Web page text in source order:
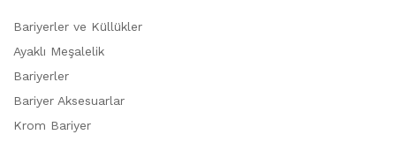
Bariyerler ve Küllükler
Ayaklı Meşalelik
Bariyerler
Bariyer Aksesuarlar
Krom Bariyer